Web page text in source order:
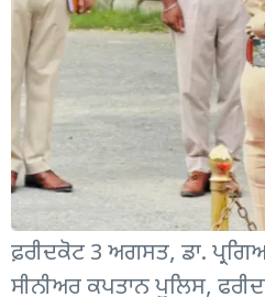
ਫ਼ਰੀਦਕੋਟ 3 ਅਗਸਤ, ਡਾ.
ਸੀਨੀਅਰ ਕਪਤਾਨ ਪੁਲਿਸ,